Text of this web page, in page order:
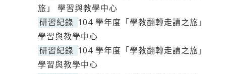
旅」 學習與教學中心
研習紀錄 104 學年度「學教翻轉走讀之旅」
學習與教學中心
研習紀錄 104 學年度「學教翻轉走讀之旅」
學習與教學中心